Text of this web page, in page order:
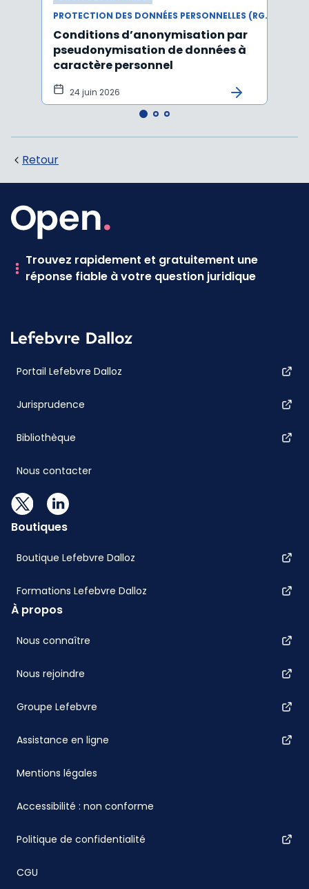
PROTECTION DES DONNÉES PERSONNELLES (RGPD)
Conditions d’anonymisation par
pseudonymisation de données à
caractère personnel
24 juin 2026
Retour
Trouvez rapidement et gratuitement une
réponse fiable à votre question juridique
Portail Lefebvre Dalloz
Jurisprudence
Bibliothèque
Nous contacter
Boutiques
Boutique Lefebvre Dalloz
Formations Lefebvre Dalloz
À propos
Nous connaître
Nous rejoindre
Groupe Lefebvre
Assistance en ligne
Mentions légales
Accessibilité : non conforme
Politique de confidentialité
CGU